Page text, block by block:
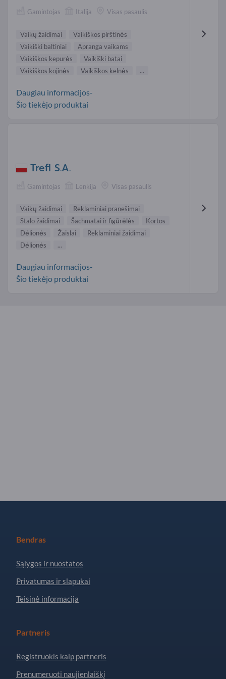
Gamintojas Italija Visas pasaulis
Vaikų žaidimai
Vaikiškos pirštinės
Vaikiški baltiniai
Apranga vaikams
Vaikiškos kepurės
Vaikiški batai
Vaikiškos kojinės
Vaikiškos kelnės ...
Daugiau informacijos-
Šio tiekėjo produktai
Trefl S.A.
Gamintojas Lenkija Visas pasaulis
Vaikų žaidimai
Reklaminiai pranešimai
Stalo žaidimai
Šachmatai ir figūrėlės
Kortos
Dėlionės
Žaislai
Reklaminiai žaidimai
Dėlionės
...
Daugiau informacijos-
Šio tiekėjo produktai
Bendras
Sąlygos ir nuostatos
Privatumas ir slapukai
Teisinė informacija
Partneris
Registruokis kaip partneris
Prenumeruoti naujienlaiškį